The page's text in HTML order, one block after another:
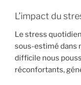
L’impact du
Le stress
sous-estimé dans
difficile nous
réconfortants,